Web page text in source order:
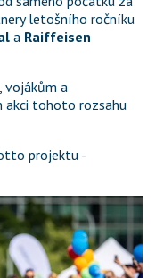
letošního ročníku
a Raiffeisen
vojákům a
akci tohoto rozsahu